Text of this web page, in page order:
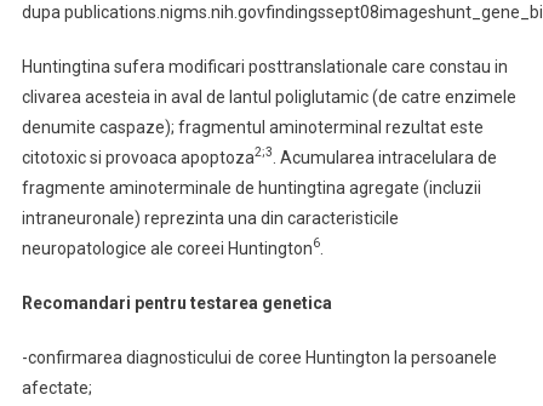
dupa
Huntingtina sufera modificari posttranslationale care constau in
clivarea acesteia in aval de lantul poliglutamic (de catre enzimele
denumite caspaze); fragmentul aminoterminal rezultat este
citotoxic si provoaca apoptoza2;3 . Acumularea intracelulara de
fragmente aminoterminale de huntingtina agregate (incluzii
intraneuronale) reprezinta una din caracteristicile
neuropatologice ale coreei Huntington6.
Recomandari pentru testarea genetica
-confirmarea diagnosticului de coree Huntington la persoanele
afectate;